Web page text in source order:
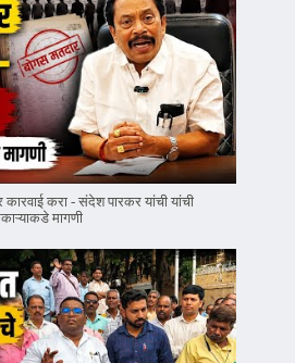
करा - संदेश पारकर यांची यांची
मागणी